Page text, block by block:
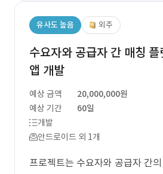
유사도 높음 외주
수요자와 공급자 간 매칭
앱 개발
예상 금액
20,000,000원
예상 기간
60일
개발
안드로이드 외 1개
프로젝트는 수요자와 공급자 간